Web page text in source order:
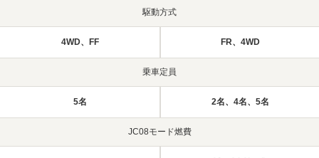
駆動方式
4WD、FF FR、4WD
乗車定員
5名 2名、4名、5名
JC08モード燃費